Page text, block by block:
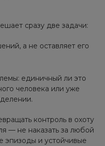
сразу две задачи:
а не оставляет его
единичный ли это
человека или уже
контроль в охоту
— не наказать за любой
эпизоды и устойчивые